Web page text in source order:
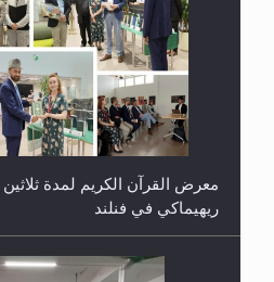
معرض القرآن الكريم لمدة
ريهيماكي في فنلند